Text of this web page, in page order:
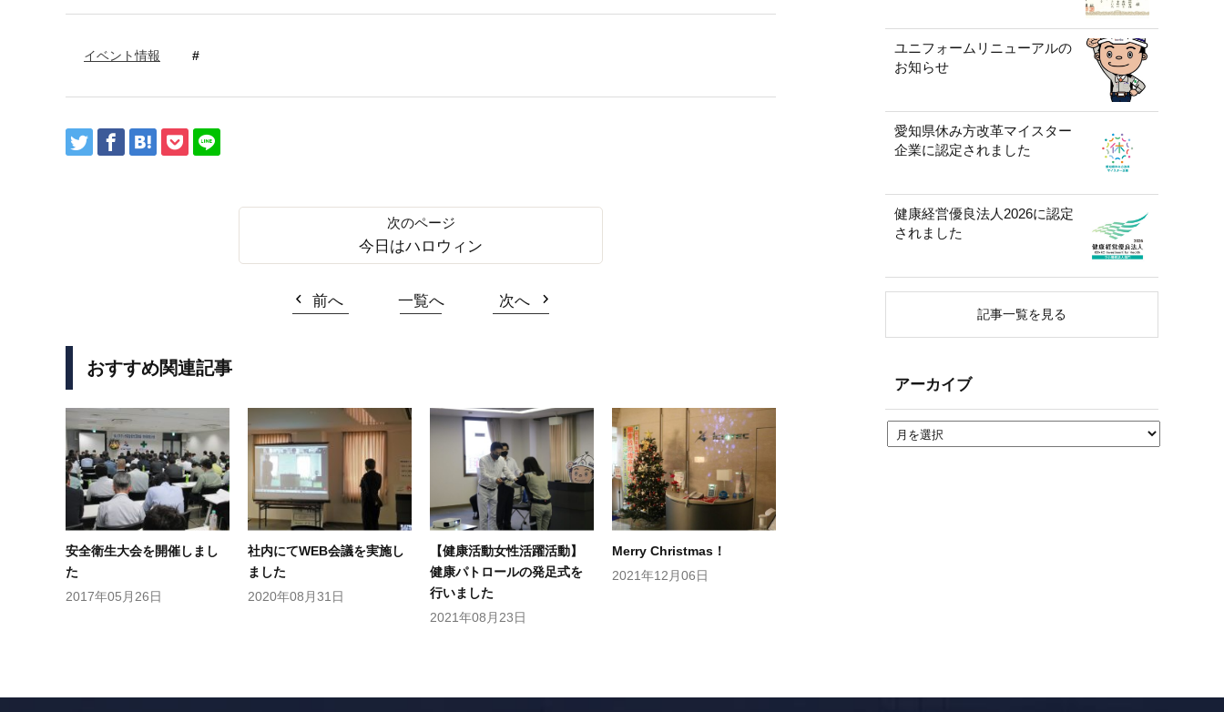
イベント情報
今日はハロウィン
前へ 一覧へ 次へ
おすすめ関連記事
安全衛生大会を開催しまし
た
2017年05月26日
社内にてWEB会議を実施し
ました
2020年08月31日
【健康活動女性活躍活動】
健康パトロールの発足式を
行いました
2021年08月23日
Merry Christmas！
2021年12月06日
ユニフォームリニューアルの
お知らせ
愛知県休み方改革マイスター
企業に認定されました
健康経営優良法人2026に認定
されました
記事一覧を見る
アーカイブ